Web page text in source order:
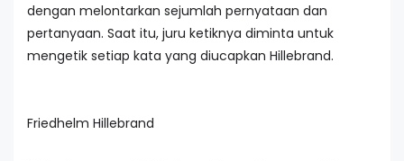
dengan melontarkan sejumlah pernyataan dan
pertanyaan. Saat itu, juru ketiknya diminta untuk
mengetik setiap kata yang diucapkan Hillebrand.
Friedhelm Hillebrand